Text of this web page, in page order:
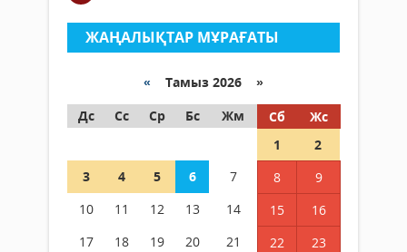
ЖАҢАЛЫҚТАР МҰРАҒАТЫ
« Тамыз 2026 »
Дс
Сс Ср Бс Жм Сб
Жс
1
2
3
4 5 6 7 8
9
10
11 12 13 14 15
16
17
18 19 20 21 22
23